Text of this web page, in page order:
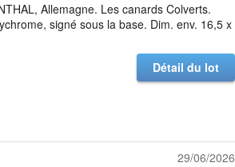
Allemagne. Les canards Colverts.
signé sous la base. Dim. env. 16,5 x
Détail du lot
29/06/2026